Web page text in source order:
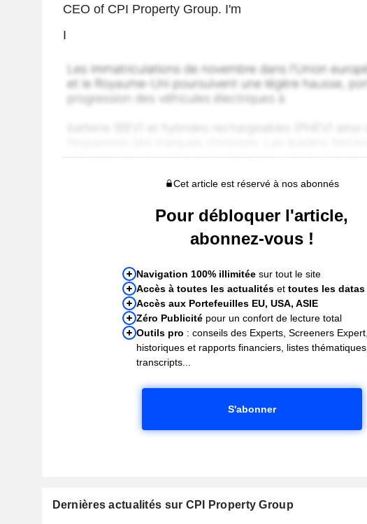
CEO of CPI Property Group. I'm
I
Cet article est réservé à nos abonnés
Pour débloquer l'article,
abonnez-vous !
Navigation 100% illimitée sur tout le site
Accès à toutes les actualités ettoutes les datas
Accès aux Portefeuilles EU, USA, ASIE
Zéro Publicité pour un confort de lecture total
Outils pro : conseils des Experts, Screeners Expert,
historiques et rapports financiers, listes thématiques,
transcripts...
S'abonner
Dernières actualités sur CPI Property Group